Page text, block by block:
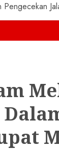
Pengecekan